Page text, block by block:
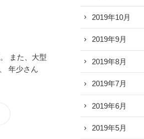
また、大型
年少さん
2019年10月
2019年9月
2019年8月
2019年7月
2019年6月
2019年5月